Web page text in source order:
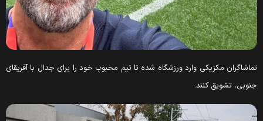
تماشاگران مکزیکی وارد ورزشگاه شده تا تیم محبوب خود را برای جدال با آفریقای
جنوبی، تشویق کنند.